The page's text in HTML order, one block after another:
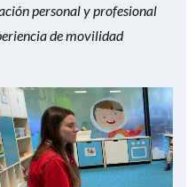
personal y profesional
de movilidad